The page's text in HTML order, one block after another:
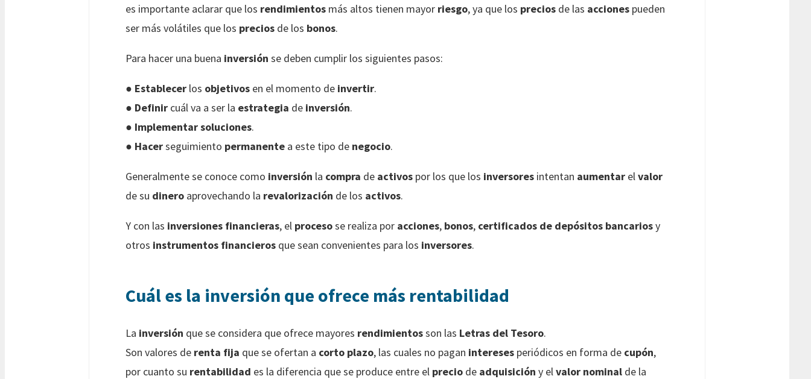
es importante aclarar que los rendimientos más altos tienen mayor riesgo, ya que los precios de las acciones pueden
ser más volátiles que los precios de los bonos.
Para hacer una buena inversión se deben cumplir los siguientes pasos:
● Establecer los objetivos en el momento de invertir.
● Definir cuál va a ser la estrategia de inversión.
● Implementarsoluciones.
● Hacerseguimiento permanente a este tipo de negocio.
Generalmente se conoce como inversión la compra de activos por los que los inversores intentan aumentar elvalor
de su dinero aprovechando la revalorización de los activos.
Y con las inversiones financieras, el procesose realiza por acciones, bonos, certificados de depósitos bancariosy
otros instrumentos financieros que sean convenientes para los inversores.
Cuál es la inversión que ofrece más rentabilidad
La inversión que se considera que ofrece mayores rendimientosson las Letras del Tesoro.
Son valores de renta fija que se ofertan a corto plazo, las cuales no pagan intereses periódicos en forma de cupón,
por cuanto su rentabilidad es la diferencia que se produce entre el precio de adquisición y elvalor nominal de la